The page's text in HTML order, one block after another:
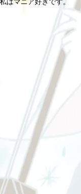
はマニア好きです。